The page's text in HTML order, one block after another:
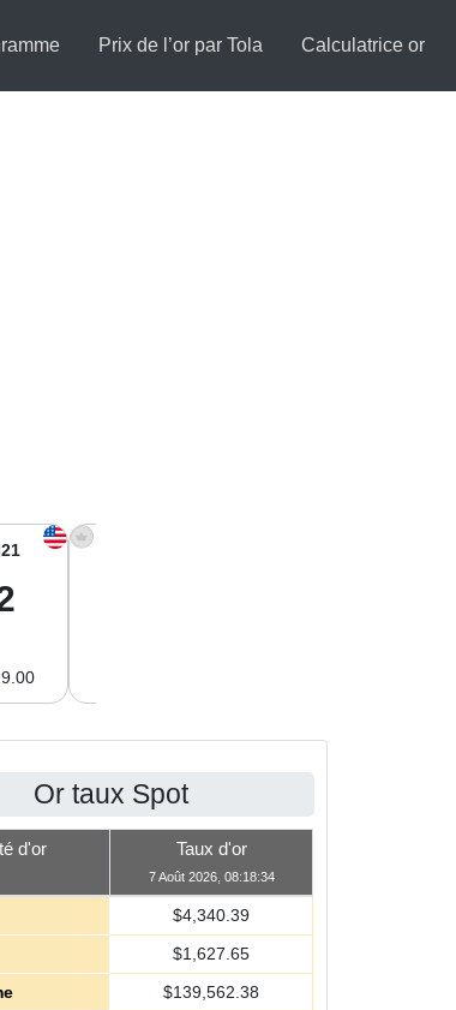
Prix de l’or par Tola Calculatrice or
Or taux Spot
d'or Taux d'or
7 Août 2026, 08:18:34
$4,340.39
$1,627.65
$139,562.38